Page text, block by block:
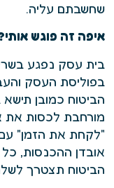
שחשבתם עליה.
איפה זה פוגש
בית עסק נפגע
בפוליסת העסק
הביטוח כמובן
מורחבת לכסות את
"לקחת את הזמן"
אובדן ההכנסות,
הביטוח תצטרך